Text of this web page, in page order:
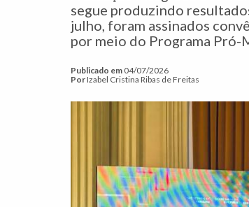
segue produzindo
julho, foram assinados
por meio do Programa Pró-
Publicado em04/07/2026
PorIzabel Cristina Ribas de Freitas